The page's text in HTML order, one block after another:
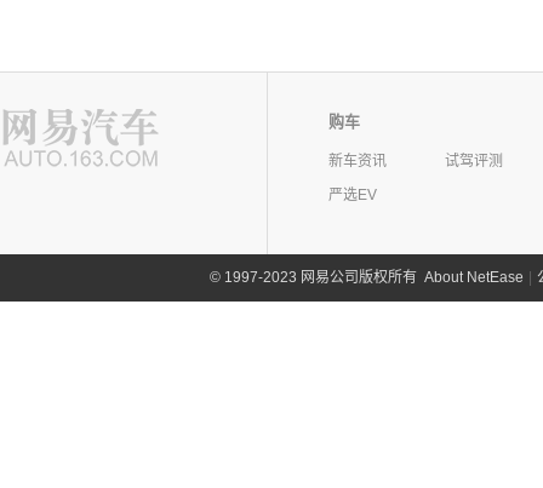
购车
新车资讯
试驾评测
严选EV
©1997-2023 网易公司版权所有 About NetEase